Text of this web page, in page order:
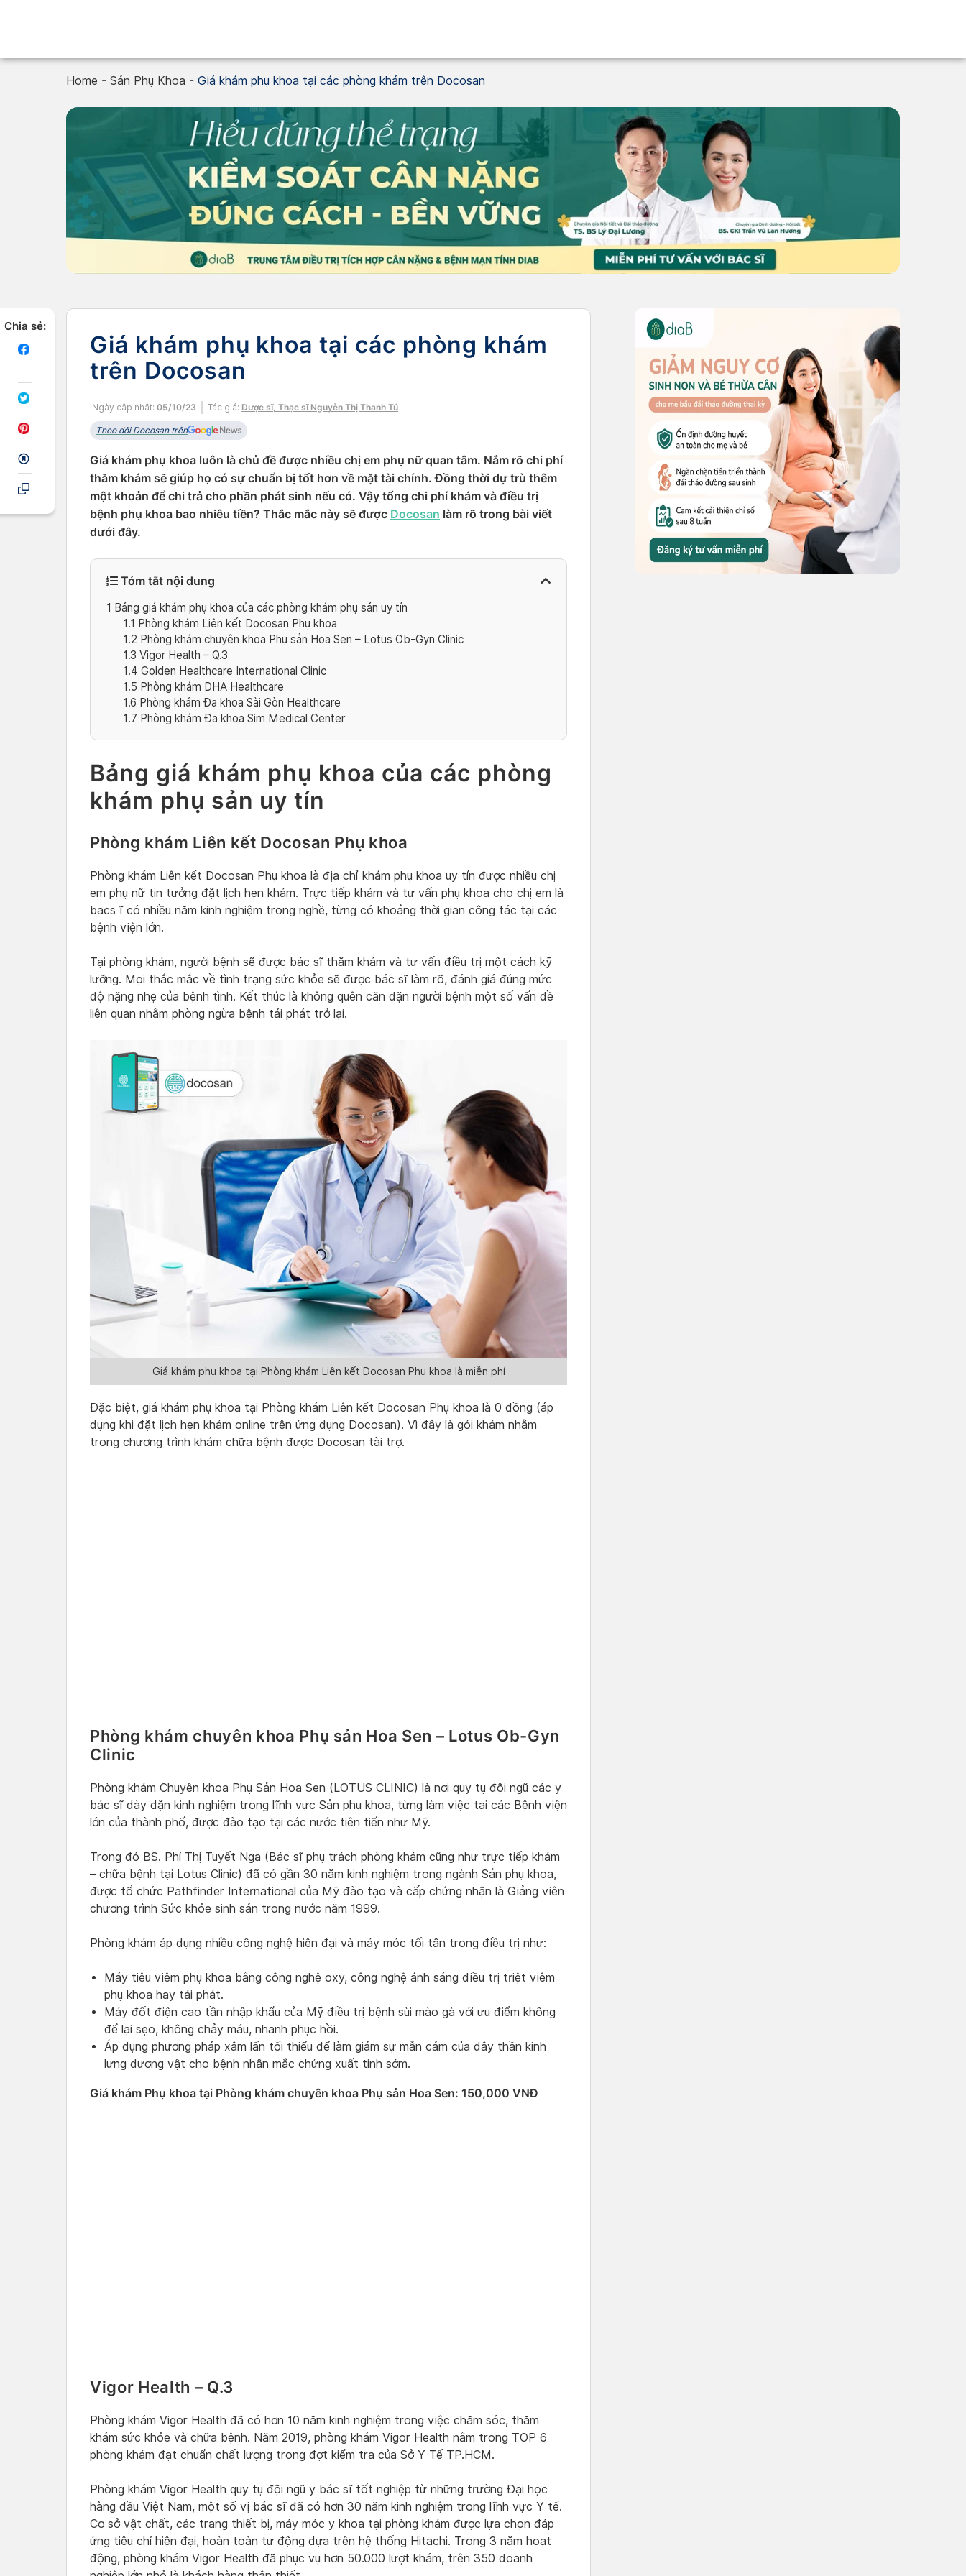
Home - Sản Phụ Khoa - Giá khám phụ khoa tại các phòng khám trên Docosan
Chia sẻ:
Giá khám phụ khoa tại các phòng khám
trên Docosan
Ngày cập nhật: 05/10/23 Tác giả: Dược sĩ, Thạc sĩ Nguyễn Thị Thanh Tú
Theo dõi Docosan trên
Giá khám phụ khoa luôn là chủ đề được nhiều chị em phụ nữ quan tâm. Nắm rõ chi phí
thăm khám sẽ giúp họ có sự chuẩn bị tốt hơn về mặt tài chính. Đồng thời dự trù thêm
một khoản để chi trả cho phần phát sinh nếu có. Vậy tổng chi phí khám và điều trị
bệnh phụ khoa bao nhiêu tiền? Thắc mắc này sẽ được Docosan làm rõ trong bài viết
dưới đây.
Tóm tắt nội dung
1 Bảng giá khám phụ khoa của các phòng khám phụ sản uy tín
1.1 Phòng khám Liên kết Docosan Phụ khoa
1.2 Phòng khám chuyên khoa Phụ sản Hoa Sen – Lotus Ob-Gyn Clinic
1.3 Vigor Health – Q.3
1.4 Golden Healthcare International Clinic
1.5 Phòng khám DHA Healthcare
1.6 Phòng khám Đa khoa Sài Gòn Healthcare
1.7 Phòng khám Đa khoa Sim Medical Center
Bảng giá khám phụ khoa của các phòng
khám phụ sản uy tín
Phòng khám Liên kết Docosan Phụ khoa
Phòng khám Liên kết Docosan Phụ khoa là địa chỉ khám phụ khoa uy tín được nhiều chị
em phụ nữ tin tưởng đặt lịch hẹn khám. Trực tiếp khám và tư vấn phụ khoa cho chị em là
bacs ĩ có nhiều năm kinh nghiệm trong nghề, từng có khoảng thời gian công tác tại các
bệnh viện lớn.
Tại phòng khám, người bệnh sẽ được bác sĩ thăm khám và tư vấn điều trị một cách kỹ
lưỡng. Mọi thắc mắc về tình trạng sức khỏe sẽ được bác sĩ làm rõ, đánh giá đúng mức
độ nặng nhẹ của bệnh tình. Kết thúc là không quên căn dặn người bệnh một số vấn đề
liên quan nhằm phòng ngừa bệnh tái phát trở lại.
Giá khám phụ khoa tại Phòng khám Liên kết Docosan Phụ khoa là miễn phí
Đặc biệt, giá khám phụ khoa tại Phòng khám Liên kết Docosan Phụ khoa là 0 đồng (áp
dụng khi đặt lịch hẹn khám online trên ứng dụng Docosan). Vì đây là gói khám nhằm
trong chương trình khám chữa bệnh được Docosan tài trợ.
Phòng khám chuyên khoa Phụ sản Hoa Sen – Lotus Ob-Gyn
Clinic
Phòng khám Chuyên khoa Phụ Sản Hoa Sen (LOTUS CLINIC) là nơi quy tụ đội ngũ các y
bác sĩ dày dặn kinh nghiệm trong lĩnh vực Sản phụ khoa, từng làm việc tại các Bệnh viện
lớn của thành phố, được đào tạo tại các nước tiên tiến như Mỹ.
Trong đó BS. Phí Thị Tuyết Nga (Bác sĩ phụ trách phòng khám cũng như trực tiếp khám
– chữa bệnh tại Lotus Clinic) đã có gần 30 năm kinh nghiệm trong ngành Sản phụ khoa,
được tổ chức Pathfinder International của Mỹ đào tạo và cấp chứng nhận là Giảng viên
chương trình Sức khỏe sinh sản trong nước năm 1999.
Phòng khám áp dụng nhiều công nghệ hiện đại và máy móc tối tân trong điều trị như:
Máy tiêu viêm phụ khoa bằng công nghệ oxy, công nghệ ánh sáng điều trị triệt viêm
phụ khoa hay tái phát.
Máy đốt điện cao tần nhập khẩu của Mỹ điều trị bệnh sùi mào gà với ưu điểm không
để lại sẹo, không chảy máu, nhanh phục hồi.
Áp dụng phương pháp xâm lấn tối thiểu để làm giảm sự mẫn cảm của dây thần kinh
lưng dương vật cho bệnh nhân mắc chứng xuất tinh sớm.
Giá khám Phụ khoa tại Phòng khám chuyên khoa Phụ sản Hoa Sen: 150,000 VNĐ
Vigor Health – Q.3
Phòng khám Vigor Health đã có hơn 10 năm kinh nghiệm trong việc chăm sóc, thăm
khám sức khỏe và chữa bệnh. Năm 2019, phòng khám Vigor Health nằm trong TOP 6
phòng khám đạt chuẩn chất lượng trong đợt kiểm tra của Sở Y Tế TP.HCM.
Phòng khám Vigor Health quy tụ đội ngũ y bác sĩ tốt nghiệp từ những trường Đại học
hàng đầu Việt Nam, một số vị bác sĩ đã có hơn 30 năm kinh nghiệm trong lĩnh vực Y tế.
Cơ sở vật chất, các trang thiết bị, máy móc y khoa tại phòng khám được lựa chọn đáp
ứng tiêu chí hiện đại, hoàn toàn tự động dựa trên hệ thống Hitachi. Trong 3 năm hoạt
động, phòng khám Vigor Health đã phục vụ hơn 50.000 lượt khám, trên 350 doanh